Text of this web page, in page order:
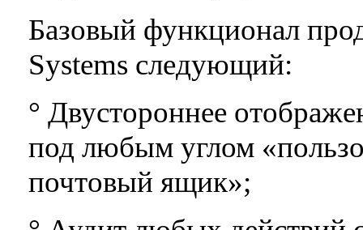
Базовый функционал
Systems следующий:
° Двустороннее
под любым углом
почтовый ящик»;